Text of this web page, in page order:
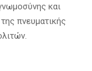
και
πνευματικής